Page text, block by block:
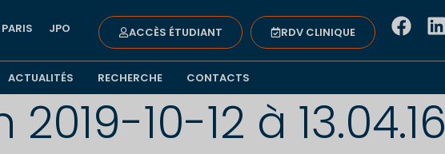
JPO ACCÈS ÉTUDIANT RDV CLINIQUE
ACTUALITÉS RECHERCHE CONTACTS
10-12 à 13.04.16